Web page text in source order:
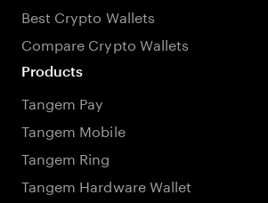
Best Crypto Wallets
Compare Crypto Wallets
Products
Tangem Pay
Tangem Mobile
Tangem Ring
Tangem Hardware Wallet